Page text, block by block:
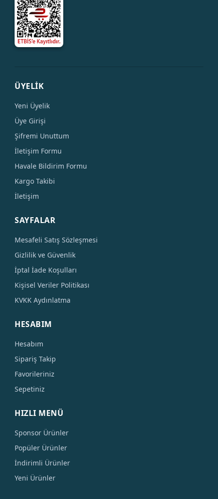
ÜYELİK
Yeni Üyelik
Üye Girişi
Şifremi Unuttum
İletişim Formu
Havale Bildirim Formu
Kargo Takibi
İletişim
SAYFALAR
Mesafeli Satış Sözleşmesi
Gizlilik ve Güvenlik
İptal İade Koşulları
Kişisel Veriler Politikası
KVKK Aydınlatma
HESABIM
Hesabım
Sipariş Takip
Favorileriniz
Sepetiniz
HIZLI MENÜ
Sponsor Ürünler
Popüler Ürünler
İndirimli Ürünler
Yeni Ürünler